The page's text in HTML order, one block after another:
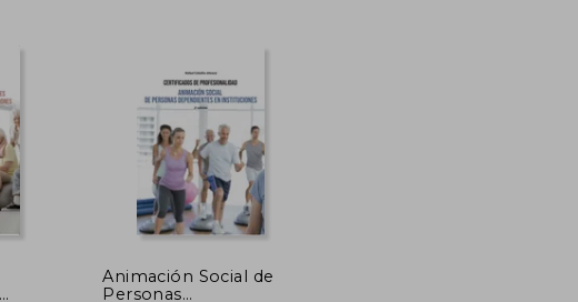
Animación Social de
Personas